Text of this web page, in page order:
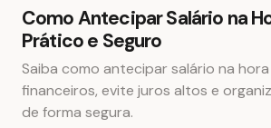
Como Antecipar Salário na
Prático e Seguro
Saiba como antecipar salário na
financeiros, evite juros altos e
de forma segura.